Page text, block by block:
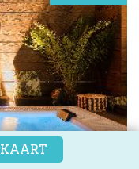
KAART